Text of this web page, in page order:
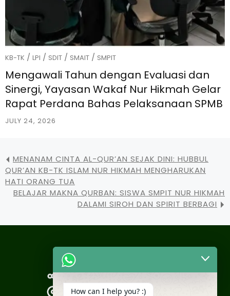
KB-TK / LPI / SDIT / SMAIT / SMPIT
Mengawali Tahun dengan Evaluasi dan
Sinergi, Yayasan Wakaf Nur Hikmah Gelar
Rapat Perdana Bahas Pelaksanaan SPMB
JULY 24, 2026
MENANAM CINTA AL-QUR’AN SEJAK DINI: HUBBUL
QUR’AN KB-TK ISLAM NUR HIKMAH MENGHARUKAN
HATI ORANG TUA
BELAJAR MAKNA QURBAN: SISWA SMPIT NUR HIKMAH
DALAMI SIROH DAN SPIRIT BERBAGI
How can I help you? :)